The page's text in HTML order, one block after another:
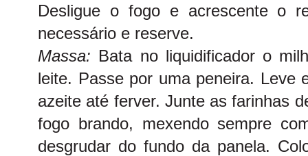
Desligue o fogo e acrescente o
necessário e reserve.
Massa: Bata no liquidificador o
leite. Passe por uma peneira. Leve
azeite até ferver. Junte as farinhas
fogo brando, mexendo sempre
desgrudar do fundo da panela.